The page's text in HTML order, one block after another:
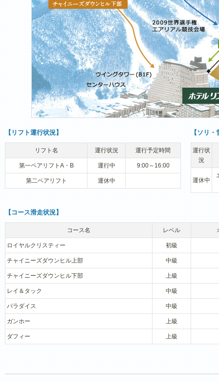
【リフト運行状況】
リフト名 運行状況 運行予定時間
第一ペアリフトA・B 運行中 9:00～16:00
第二ペアリフト 運休中
【ソリ
運行状
況
運休中
【コース滑走状況】
コース名 レベル
ロイヤルクリスティー 初級
チャイニーズダウンヒル上部 中級
チャイニーズダウンヒル下部 上級
レイ＆タック 中級
パラダイス 中級
ガンホー 上級
ダフィー 上級